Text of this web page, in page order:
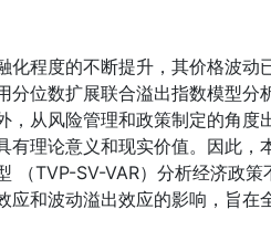
化程度的不断提升，其价格波
分位数扩展联合溢出指数模型
，从风险管理和政策制定的角
有理论意义和现实价值。因此
（TVP-SV-VAR）分析经济政
应和波动溢出效应的影响，旨